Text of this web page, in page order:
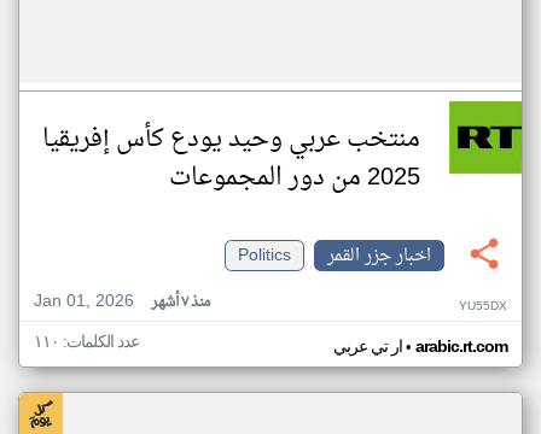
منتخب عربي وحيد يودع كأس إفريقيا
2025 من دور المجموعات
اخبار جزر القمر
Politics
Jan 01, 2026
منذ ٧ أشهر YU55DX
ار تي عربي• arabic.rt.com عدد الكلمات: ١١٠